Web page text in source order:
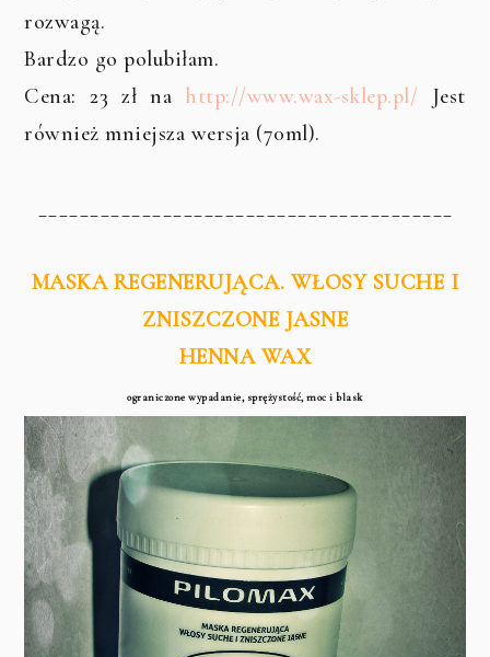
rozwagą.
Bardzo go polubiłam.
Cena: 23 zł na http://www.wax-sklep.pl/ Jest
również mniejsza wersja (70ml).
MASKA REGENERUJĄCA. WŁOSY SUCHE I
ZNISZCZONE JASNE
HENNA WAX
ograniczone wypadanie, sprężystość, moc i blask